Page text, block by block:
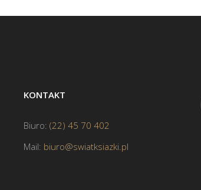
KONTAKT
Biuro: (22) 45 70 402
Mail: biuro@swiatksiazki.pl